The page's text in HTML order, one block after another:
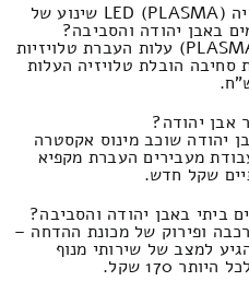
כמה נשלם על העברה של טלוויזיה LED (PLASMA) שינוע של
עלות העברת טלוויזיה פלזמה (PLASMA) עלות העברת טלויזיות
סחיבה הובלת טלויזיה העלות
אבן יהודה?
יהודה שוכב מינוס אקסטרה
מעבירים העברת מקפיא
ביתי באבן יהודה והסביבה?
ופירוק של מכונת ההדחה –
למצב של שירותי מנוף